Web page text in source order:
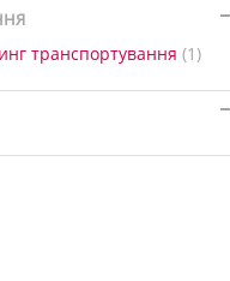
транспортування (1)